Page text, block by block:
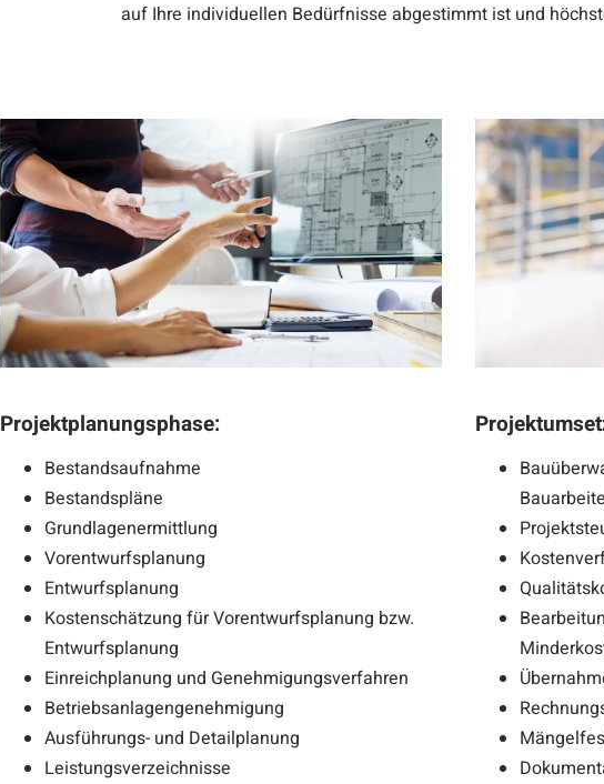
auf Ihre individuellen Bedürfnisse abgestimmt ist und
Projektplanungsphase:
Bestandsaufnahme
Bestandspläne
Grundlagenermittlung
Vorentwurfsplanung
Entwurfsplanung
Kostenschätzung für Vorentwurfsplanung bzw.
Entwurfsplanung
Einreichplanung und Genehmigungsverfahren
Betriebsanlagengenehmigung
Ausführungs- und Detailplanung
Leistungsverzeichnisse